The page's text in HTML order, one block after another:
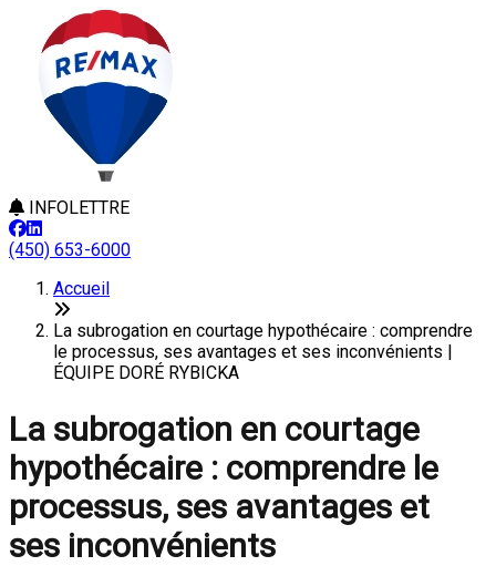
INFOLETTRE
(450) 653-6000
Accueil
La subrogation en courtage hypothécaire : comprendre
le processus, ses avantages et ses inconvénients |
ÉQUIPE DORÉ RYBICKA
La subrogation en courtage
hypothécaire : comprendre le
processus, ses avantages et
ses inconvénients